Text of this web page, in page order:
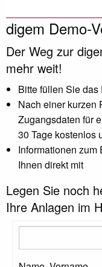
digem Demo-
Der Weg zur
mehr weit!
Bitte füllen Sie das
Nach einer kurzen
Zugangsdaten für
30 Tage kostenlos
Informationen
Ihnen direkt mit
Legen Sie noch
Ihre Anlagen im